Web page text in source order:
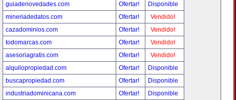
guiadenovedades.com
Ofertar!
Disponible
mineriadedatos.com
Ofertar!
Vendido!
cazadominios.com
Ofertar!
Vendido!
todomarcas.com
Ofertar!
Vendido!
asesoriagratis.com
Ofertar!
Vendido!
alquilopropiedad.com
Ofertar!
Disponible
buscapropiedad.com
Ofertar!
Disponible
industriadominicana.com
Ofertar!
Disponible